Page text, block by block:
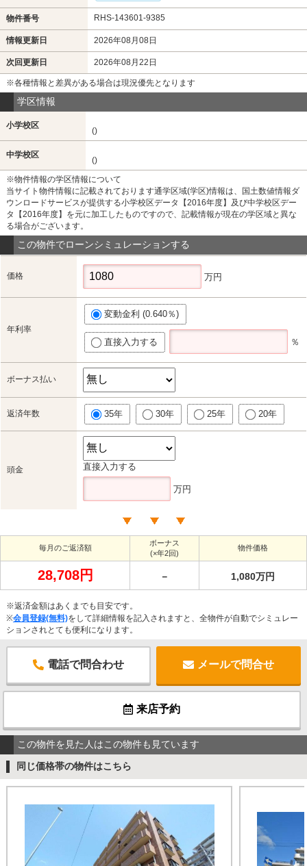
物件番号 RHS-143601-9385
情報更新日 2026年08月08日
次回更新日 2026年08月22日
※各種情報と差異がある場合は現況優先となります
学区情報
小学校区
()
中学校区
()
※物件情報の学区情報について
当サイト物件情報に記載されております通学区域(学区)情報は、国土数値情報ダ
ウンロードサービスが提供する小学校区データ【2016年度】及び中学校区デー
タ【2016年度】を元に加工したものですので、記載情報が現在の学区域と異な
る場合がございます。
この物件でローンシミュレーションする
価格 万円
年利率
変動金利 (0.640％)
直接入力する ％
ボーナス払い
返済年数 35年 30年 25年 20年
頭金 直接入力する
万円
毎月のご返済額
ボーナス
(×年2回)
物件価格
28,708円 － 1,080万円
※返済金額はあくまでも目安です。
※会員登録(無料)をして詳細情報を記入されますと、全物件が自動でシミュレー
ションされとても便利になります。
電話で問合わせ メールで問合せ
来店予約
この物件を見た人はこの物件も見ています
同じ価格帯の物件はこちら